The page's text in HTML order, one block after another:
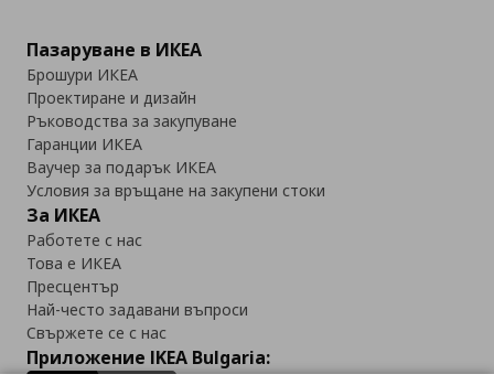
Пазаруване в ИКЕА
Брошури ИКЕА
Проектиране и дизайн
Ръководства за закупуване
Гаранции ИКЕА
Ваучер за подарък ИКЕА
Условия за връщане на закупени стоки
За ИКЕА
Работете с нас
Това е ИКЕА
Пресцентър
Най-често задавани въпроси
Свържете се с нас
Приложение IKEA Bulgaria: